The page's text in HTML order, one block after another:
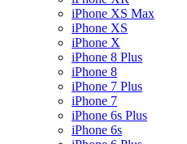
iPhone XS Max
iPhone XS
iPhone X
iPhone 8 Plus
iPhone 8
iPhone 7 Plus
iPhone 7
iPhone 6s Plus
iPhone 6s